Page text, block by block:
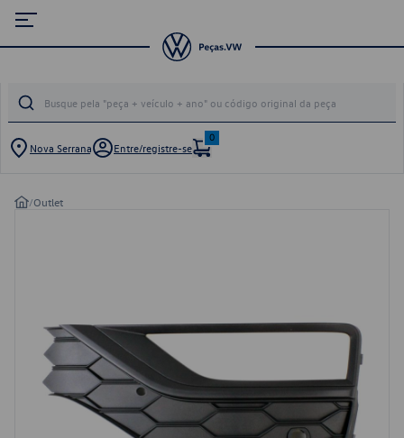
Nova Serrana Entre/registre-se
0
/Outlet